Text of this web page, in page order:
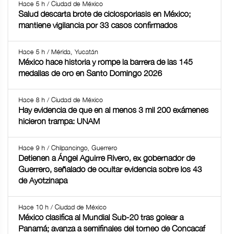
Hace 5 h / Ciudad de México
Salud descarta brote de ciclosporiasis en México;
mantiene vigilancia por 33 casos confirmados
Hace 5 h / Mérida, Yucatán
México hace historia y rompe la barrera de las 145
medallas de oro en Santo Domingo 2026
Hace 8 h / Ciudad de México
Hay evidencia de que en al menos 3 mil 200 exámenes
hicieron trampa: UNAM
Hace 9 h / Chilpancingo, Guerrero
Detienen a Ángel Aguirre Rivero, ex gobernador de
Guerrero, señalado de ocultar evidencia sobre los 43
de Ayotzinapa
Hace 10 h / Ciudad de México
México clasifica al Mundial Sub-20 tras golear a
Panamá; avanza a semifinales del torneo de Concacaf